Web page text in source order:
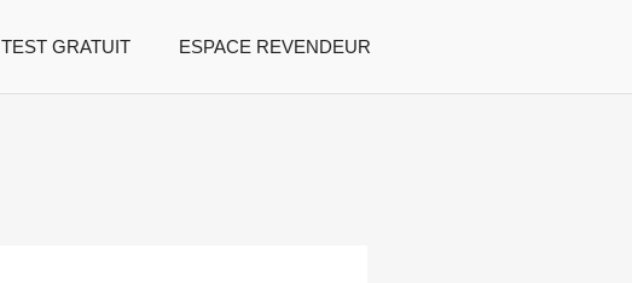
TEST GRATUIT ESPACE REVENDEUR